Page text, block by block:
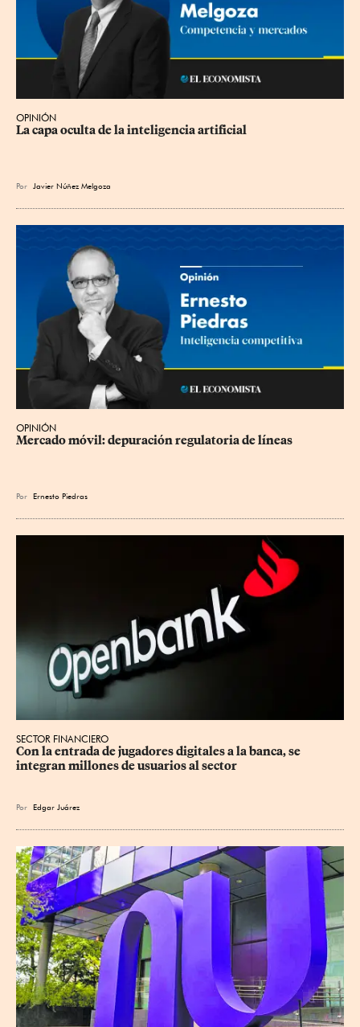
OPINIÓN
La capa oculta de la inteligencia artificial
Por Javier Núñez Melgoza
OPINIÓN
Mercado móvil: depuración regulatoria de líneas
Por Ernesto Piedras
SECTOR FINANCIERO
Con la entrada de jugadores digitales a la banca, se
integran millones de usuarios al sector
Por Edgar Juárez